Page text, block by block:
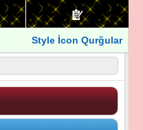
Style İcon Qurğular